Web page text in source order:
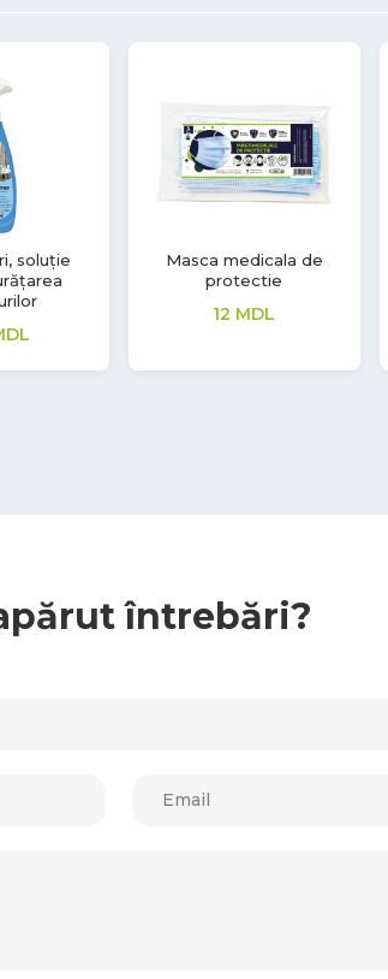
Soluție
țesături
Super Vetri, soluție
pentru curățarea
întrebări?